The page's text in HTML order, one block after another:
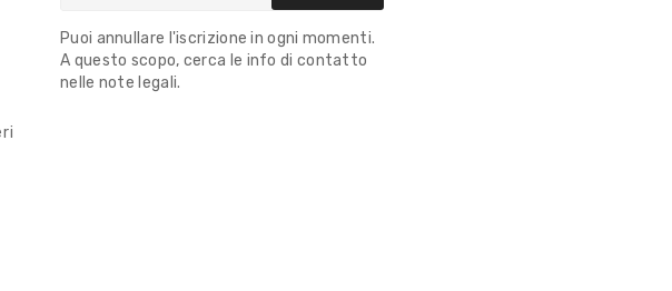
Puoi annullare l'iscrizione in ogni momenti.
A questo scopo, cerca le info di contatto
nelle note legali.